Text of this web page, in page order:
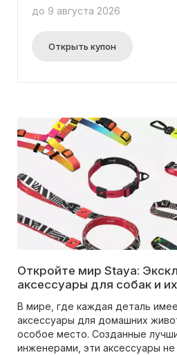
до 9 августа 2026
Открыть купон
Откройте мир Staya:
аксессуары для собак и
В мире, где каждая деталь
аксессуары для домашних
особое место. Созданные
инженерами, эти аксессуары